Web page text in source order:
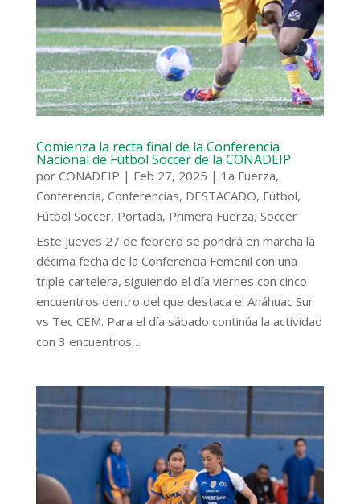
Comienza la recta final de la Conferencia
Nacional de Fútbol Soccer de la CONADEIP
por CONADEIP | Feb 27, 2025 | 1a Fuerza,
Conferencia, Conferencias, DESTACADO, Fútbol,
Fútbol Soccer, Portada, Primera Fuerza, Soccer
Este jueves 27 de febrero se pondrá en marcha la
décima fecha de la Conferencia Femenil con una
triple cartelera, siguiendo el día viernes con cinco
encuentros dentro del que destaca el Anáhuac Sur
vs Tec CEM. Para el día sábado continúa la actividad
con 3 encuentros,...